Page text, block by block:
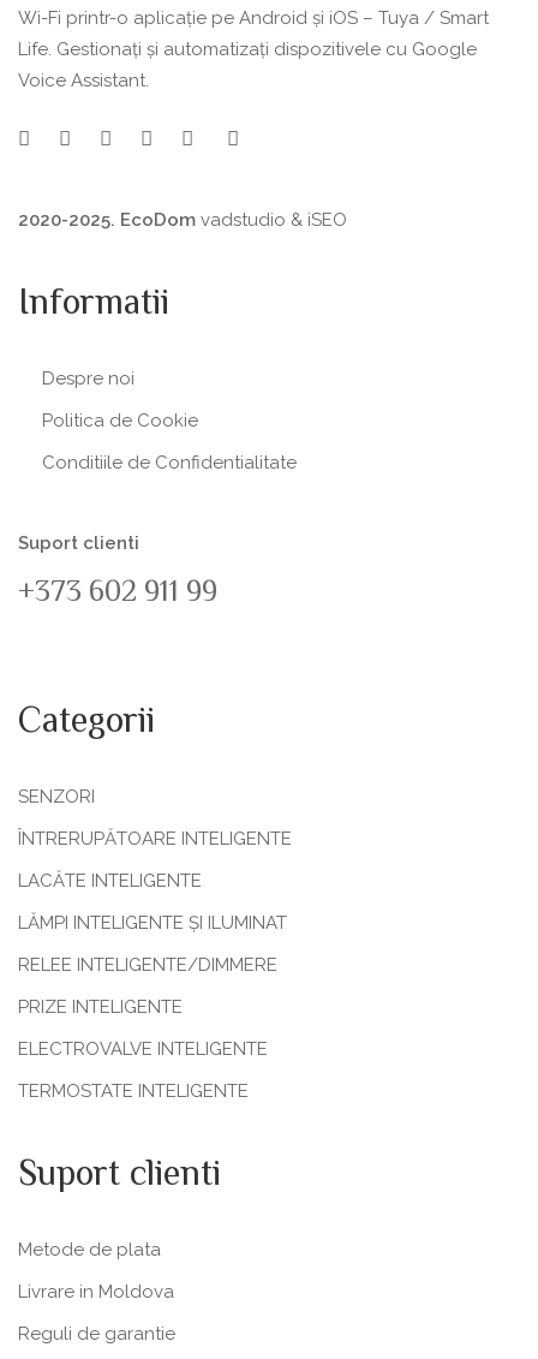
Wi-Fi printr-o aplicație pe Android și iOS – Tuya / Smart
Life. Gestionați și automatizați dispozitivele cu Google
Voice Assistant.
2020-2025. EcoDom vadstudio & iSEO
Informatii
Despre noi
Politica de Сookie
Conditiile de Confidentialitate
Suport clienti
+373 602 911 99
Categorii
SENZORI
ÎNTRERUPĂTOARE INTELIGENTE
LACĂTE INTELIGENTE
LĂMPI INTELIGENTE ȘI ILUMINAT
RELEE INTELIGENTE/DIMMERE
PRIZE INTELIGENTE
ELECTROVALVE INTELIGENTE
TERMOSTATE INTELIGENTE
Suport clienti
Metode de plata
Livrare in Moldova
Reguli de garantie